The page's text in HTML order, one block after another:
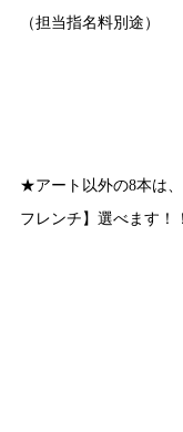
（担当指名料別途）
★アート以外の8本は
フレンチ】選べます！！